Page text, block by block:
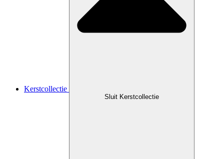
Kerstcollectie
Sluit Kerstcollectie